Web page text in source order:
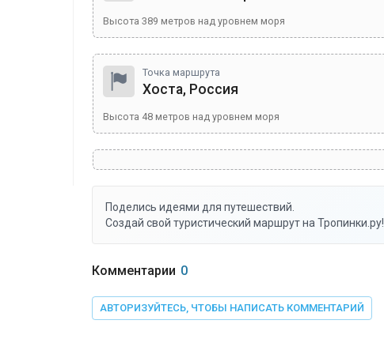
Высота 389 метров над уровнем моря
Точка маршрута
Хоста, Россия
Высота 48 метров над уровнем моря
Поделись идеями для путешествий.
Создай свой туристический маршрут на Тропинки.ру!
Комментарии 0
АВТОРИЗУЙТЕСЬ, ЧТОБЫ НАПИСАТЬ КОММЕНТАРИЙ